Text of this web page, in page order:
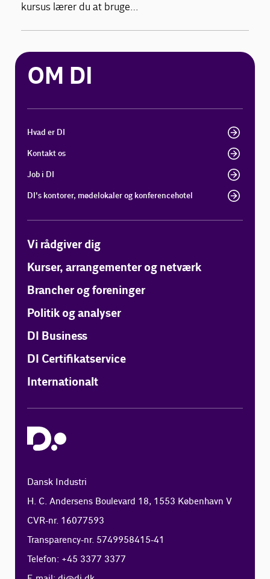
kursus lærer du at bruge…
OM DI
Hvad er DI
Kontakt os
Job i DI
DI's kontorer, mødelokaler og konferencehotel
Vi rådgiver dig
Kurser, arrangementer og netværk
Brancher og foreninger
Politik og analyser
DI Business
DI Certifikatservice
Internationalt
Dansk Industri
H. C. Andersens Boulevard 18, 1553 København V
CVR-nr. 16077593
Transparency-nr. 5749958415-41
Telefon: +45 3377 3377